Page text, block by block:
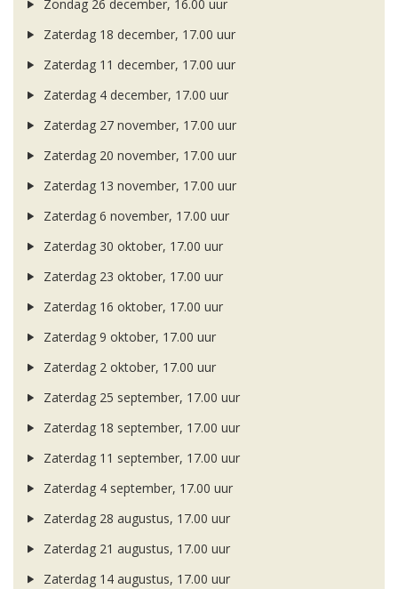
Zondag 26 december, 16.00 uur
Zaterdag 18 december, 17.00 uur
Zaterdag 11 december, 17.00 uur
Zaterdag 4 december, 17.00 uur
Zaterdag 27 november, 17.00 uur
Zaterdag 20 november, 17.00 uur
Zaterdag 13 november, 17.00 uur
Zaterdag 6 november, 17.00 uur
Zaterdag 30 oktober, 17.00 uur
Zaterdag 23 oktober, 17.00 uur
Zaterdag 16 oktober, 17.00 uur
Zaterdag 9 oktober, 17.00 uur
Zaterdag 2 oktober, 17.00 uur
Zaterdag 25 september, 17.00 uur
Zaterdag 18 september, 17.00 uur
Zaterdag 11 september, 17.00 uur
Zaterdag 4 september, 17.00 uur
Zaterdag 28 augustus, 17.00 uur
Zaterdag 21 augustus, 17.00 uur
Zaterdag 14 augustus, 17.00 uur